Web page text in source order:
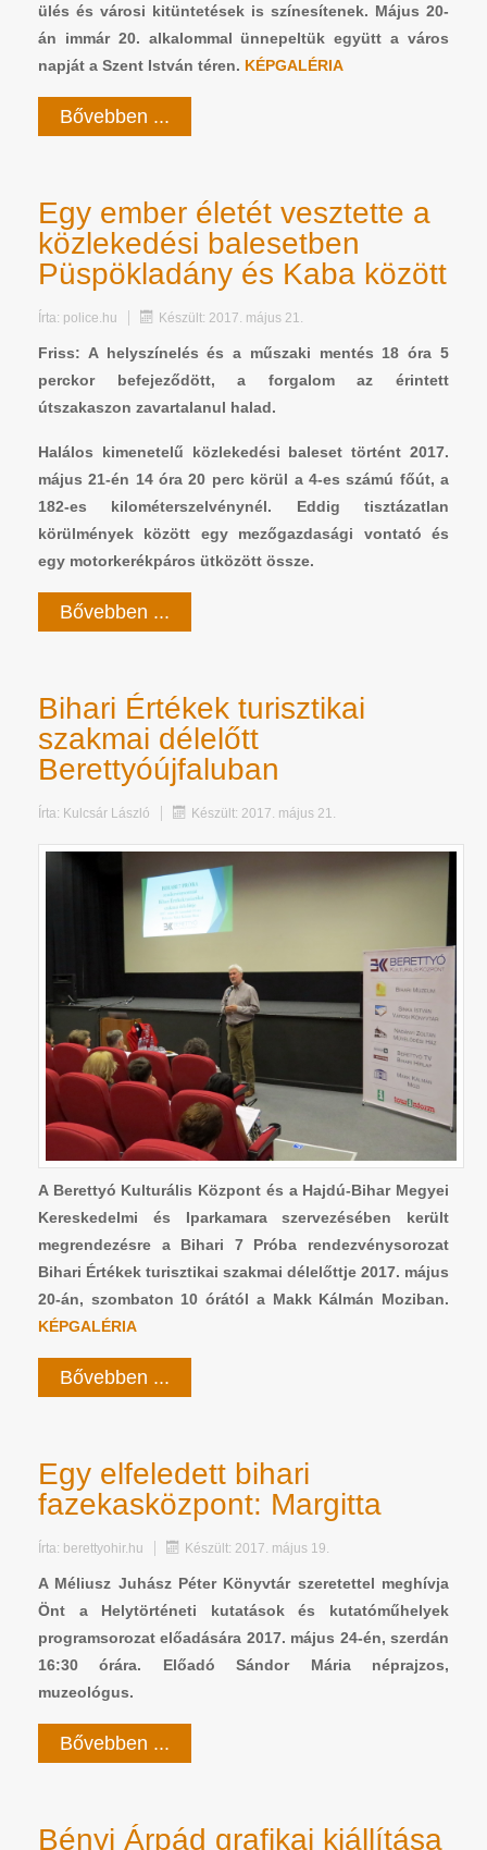
ülés és városi kitüntetések is színesítenek. Május 20-
án immár 20. alkalommal ünnepeltük együtt a város
napját a Szent István téren. KÉPGALÉRIA
Bővebben ...
Egy ember életét vesztette a
közlekedési balesetben
Püspökladány és Kaba között
Írta: police.hu Készült: 2017. május 21.
Friss: A helyszínelés és a műszaki mentés 18 óra 5
perckor befejeződött, a forgalom az érintett
útszakaszon zavartalanul halad.
Halálos kimenetelű közlekedési baleset történt 2017.
május 21-én 14 óra 20 perc körül a 4-es számú főút, a
182-es kilométerszelvénynél. Eddig tisztázatlan
körülmények között egy mezőgazdasági vontató és
egy motorkerékpáros ütközött össze.
Bővebben ...
Bihari Értékek turisztikai
szakmai délelőtt
Berettyóújfaluban
Írta: Kulcsár László Készült: 2017. május 21.
A Berettyó Kulturális Központ és a Hajdú-Bihar Megyei
Kereskedelmi és Iparkamara szervezésében került
megrendezésre a Bihari 7 Próba rendezvénysorozat
Bihari Értékek turisztikai szakmai délelőttje 2017. május
20-án, szombaton 10 órától a Makk Kálmán Moziban.
KÉPGALÉRIA
Bővebben ...
Egy elfeledett bihari
fazekasközpont: Margitta
Írta: berettyohir.hu Készült: 2017. május 19.
A Méliusz Juhász Péter Könyvtár szeretettel meghívja
Önt a Helytörténeti kutatások és kutatóműhelyek
programsorozat előadására 2017. május 24-én, szerdán
16:30 órára. Előadó Sándor Mária néprajzos,
muzeológus.
Bővebben ...
Bényi Árpád grafikai kiállítása